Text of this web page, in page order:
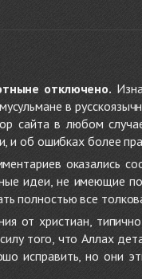
отключено.
в
сайта в любом
и об ошибках более
оказались
идеи, не имеющие
полностью все
от христиан,
того, что Аллах
исправить, но они